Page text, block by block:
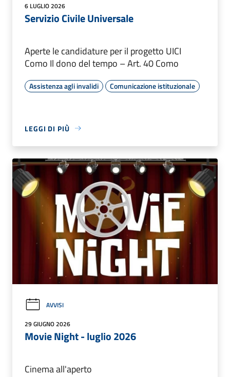
6 LUGLIO 2026
Servizio Civile Universale
Aperte le candidature per il progetto UICI
Como Il dono del tempo – Art. 40 Como
Assistenza agli invalidi Comunicazione istituzionale
LEGGI DI PIÙ
AVVISI
29 GIUGNO 2026
Movie Night - luglio 2026
Cinema all'aperto